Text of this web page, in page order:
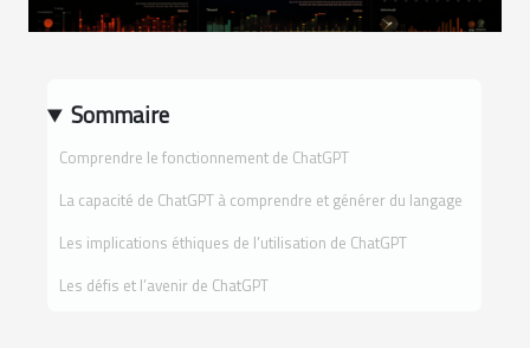
Sommaire
Comprendre le fonctionnement de ChatGPT
La capacité de ChatGPT à comprendre et générer du langage
Les implications éthiques de l’utilisation de ChatGPT
Les défis et l’avenir de ChatGPT